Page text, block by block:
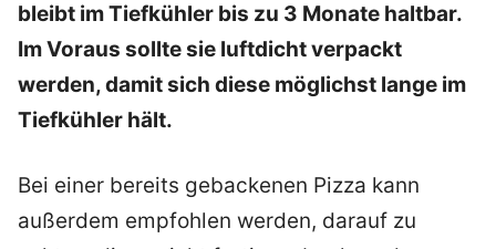
bleibt im Tiefkühler bis zu 3 Monate haltbar.
Im Voraus sollte sie luftdicht verpackt
werden, damit sich diese möglichst lange im
Tiefkühler hält.
Bei einer bereits gebackenen Pizza kann
außerdem empfohlen werden, darauf zu